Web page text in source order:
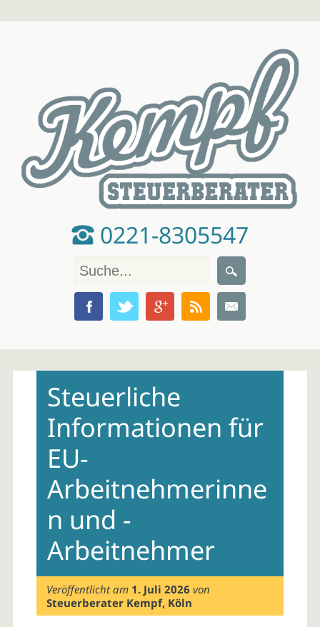
0221-8305547
contentSteuerliche
Informationen für
EU-
Arbeitnehmerinne
n und -
Arbeitnehmer
Veröffentlicht am 1. Juli 2026 von
Steuerberater Kempf, Köln